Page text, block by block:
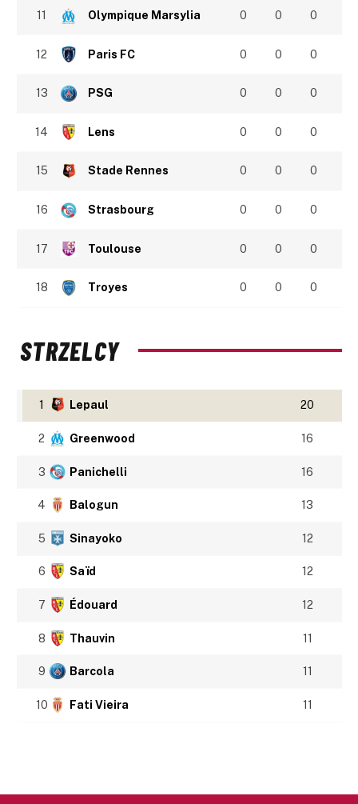
11 Olympique Marsylia 0 0 0
12 Paris FC 0 0 0
13 PSG 0 0 0
14 Lens 0 0 0
15 Stade Rennes 0 0 0
16 Strasbourg 0 0 0
17 Toulouse 0 0 0
18 Troyes 0 0 0
STRZELCY
1 Lepaul 20
2 Greenwood 16
3 Panichelli 16
4 Balogun 13
5 Sinayoko 12
6 Saïd 12
7 Édouard 12
8 Thauvin 11
9 Barcola 11
10 Fati Vieira 11